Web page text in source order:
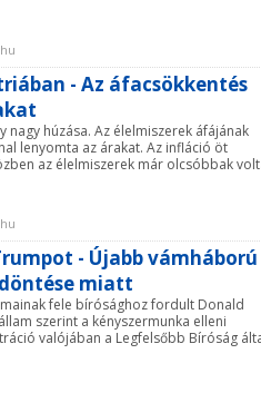
- Az áfacsökkentés
nagy húzása. Az élelmiszerek áfájának
lenyomta az árakat. Az infláció öt
az élelmiszerek már olcsóbbak
- Újabb vámháború
miatt
fele bírósághoz fordult Donald
szerint a kényszermunka elleni
valójában a Legfelsőbb Bíróság